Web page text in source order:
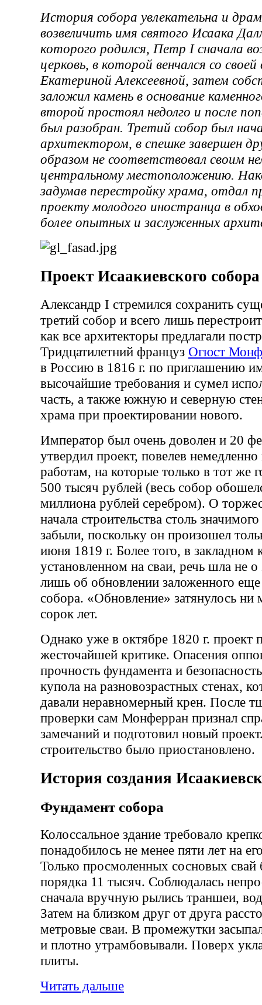
История собора увлекательна и
возвеличить имя святого Исаака
которого родился, Петр I сначала
церковь, в которой венчался со
Екатериной Алексеевной, затем
заложил камень в основание
второй простоял недолго и после
был разобран. Третий собор был
архитектором, в спешке завершен
образом не соответствовал своим
центральному местоположению.
задумав перестройку храма, отдал
проекту молодого иностранца в
более опытных и заслуженных
Проект Исаакиевского собора
Александр I стремился сохранить
третий собор и всего лишь
как все архитекторы предлагали
Тридцатилетний француз Огюст
в Россию в 1816 г. по приглашению
высочайшие требования и сумел
часть, а также южную и северную
храма при проектировании нового.
Император был очень доволен и 20
утвердил проект, повелев немедленно
работам, на которые только в тот же
500 тысяч рублей (весь собор
миллиона рублей серебром). О
начала строительства столь
забыли, поскольку он произошел
июня 1819 г. Более того, в закладном
установленном на сваи, речь шла не о
лишь об обновлении заложенного
собора. «Обновление» затянулось ни
сорок лет.
Однако уже в октябре 1820 г. проект
жесточайшей критике. Опасения
прочность фундамента и
купола на разновозрастных стенах,
давали неравномерный крен. После
проверки сам Монферран признал
замечаний и подготовил новый
строительство было приостановлено.
История создания
Фундамент собора
Колоссальное здание требовало
понадобилось не менее пяти лет на
Только просмоленных сосновых свай
порядка 11 тысяч. Соблюдалась
сначала вручную рылись траншеи,
Затем на близком друг от друга
метровые сваи. В промежутки
и плотно утрамбовывали. Поверх
плиты.
Читать дальше